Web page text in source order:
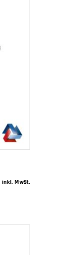
inkl. MwSt.